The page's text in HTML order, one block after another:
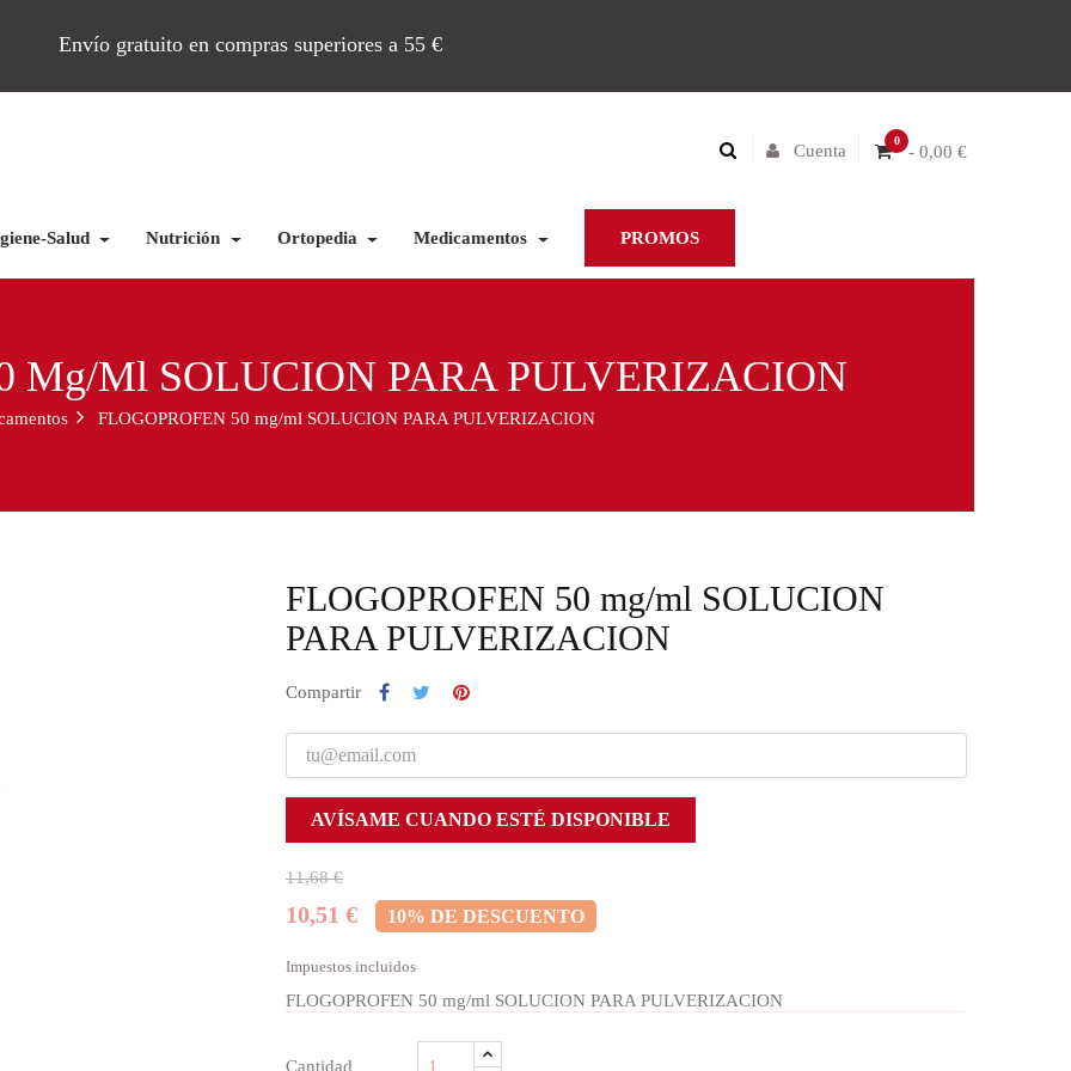
Envío gratuito en compras superiores a 55 €
0
- 0,00 €
Cuenta
Salud Nutrición Ortopedia Medicamentos PROMOS
Mg/ml SOLUCION PARA PULVERIZACION
FLOGOPROFEN 50 mg/ml SOLUCION PARA PULVERIZACION
FLOGOPROFEN 50 mg/ml SOLUCION
PARA PULVERIZACION
Compartir
AVÍSAME CUANDO ESTÉ DISPONIBLE
11,68 €
10,51 € 10% DE DESCUENTO
Impuestos incluidos
FLOGOPROFEN 50 mg/ml SOLUCION PARA PULVERIZACION
Cantidad